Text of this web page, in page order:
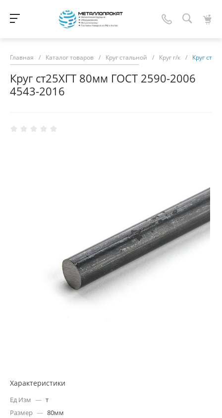
Главная / Каталог товаров / Круг стальной / Круг г/к / Круг
Круг ст25ХГТ 80мм ГОСТ 2590-2006
4543-2016
Характеристики
Ед Изм — т
Размер — 80мм